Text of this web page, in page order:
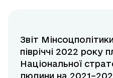
Звіт
півріччі 2022 року
Національної
людини на